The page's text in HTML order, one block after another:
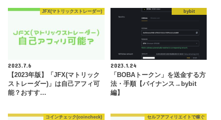
JFX(マトリックストレーダー)
2023.7.6
【2023年版】「JFX(マトリック
ストレーダー)」は自己アフィ可
能？おすす…
bybit
2023.1.24
「BOBAトークン」を送金する方
法・手順【バイナンス→bybit
編】
コインチェック(coincheck) セルフアフィリエイトで稼ぐ